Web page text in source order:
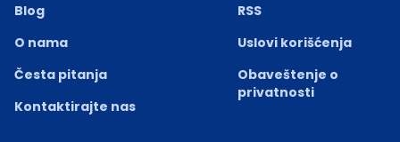
Blog
O nama
Česta pitanja
Kontaktirajte nas
RSS
Uslovi korišćenja
Obaveštenje o
privatnosti